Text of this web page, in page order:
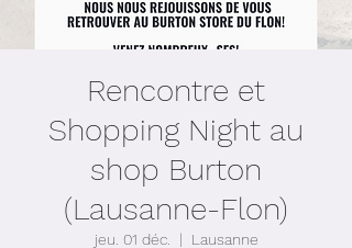
Rencontre et
Shopping Night au
shop Burton
(Lausanne-Flon)
jeu. 01 déc.
  |
Lausanne